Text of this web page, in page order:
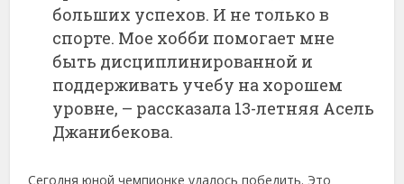
больших успехов. И не только в
спорте. Мое хобби помогает мне
быть дисциплинированной и
поддерживать учебу на хорошем
уровне, – рассказала 13-летняя Асель
Джанибекова.
Сегодня юной чемпионке удалось победить. Это